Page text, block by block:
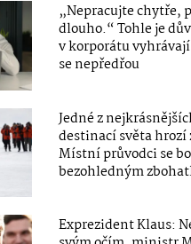
„Nepracujte chytře,
dlouho.“ Tohle je
v korporátu
se nepředřou
Jedné z
destinací světa hrozí
Místní průvodci se
bezohledným
Exprezident Klaus: